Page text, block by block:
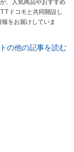
、人気商品やおすすめ
ドコモと共同開設し
をお届けしていま
の他の記事を読む